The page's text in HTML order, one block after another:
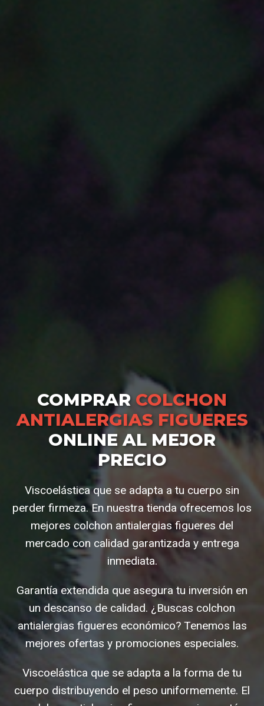
COMPRAR COLCHON
ANTIALERGIAS FIGUERES
ONLINE AL MEJOR
PRECIO
Viscoelástica que se adapta a tu cuerpo sin
perder firmeza. En nuestra tienda ofrecemos los
mejores colchon antialergias figueres del
mercado con calidad garantizada y entrega
inmediata.
Garantía extendida que asegura tu inversión en
un descanso de calidad. ¿Buscas colchon
antialergias figueres económico? Tenemos las
mejores ofertas y promociones especiales.
Viscoelástica que se adapta a la forma de tu
cuerpo distribuyendo el peso uniformemente. El